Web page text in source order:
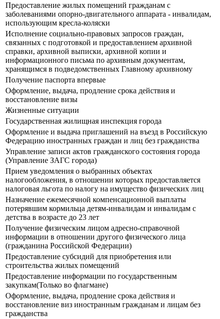
Предоставление жилых помещений гражданам с
заболеваниями опорно-двигательного аппарата - инвалидам,
использующим кресла-коляски
Исполнение социально-правовых запросов граждан,
связанных с подготовкой и предоставлением архивной
справки, архивной выписки, архивной копии и
информационного письма по архивным документам,
хранящимся в подведомственных Главному архивному
Получение паспорта впервые
Оформление, выдача, продление срока действия и
восстановление визы
Жизненные ситуации
Государственная жилищная инспекция города
Оформление и выдача приглашений на въезд в Российскую
Федерацию иностранных граждан и лиц без гражданства
Управление записи актов гражданского состояния города
(Управление ЗАГС города)
Прием уведомления о выбранных объектах
налогообложения, в отношении которых предоставляется
налоговая льгота по налогу на имущество физических лиц
Назначение ежемесячной компенсационной выплаты
потерявшим кормильца детям-инвалидам и инвалидам с
детства в возрасте до 23 лет
Получение физическим лицом адресно-справочной
информации в отношении другого физического лица
(гражданина Российской Федерации)
Предоставление субсидий для приобретения или
строительства жилых помещений
Предоставление информации по государственным
закупкам(Только во флагмане)
Оформление, выдача, продление срока действия и
восстановление виз иностранным гражданам и лицам без
гражданства